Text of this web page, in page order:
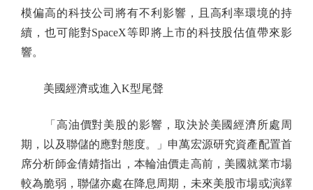
模偏高的科技公司將有不利影響，且高利率環境的持
續，也可能對SpaceX等即將上市的科技股估值帶來影
響。
美國經濟或進入K型尾聲
「高油價對美股的影響，取決於美國經濟所處周
期，以及聯儲的應對態度。」申萬宏源研究資產配置首
席分析師金倩婧指出，本輪油價走高前，美國就業市場
較為脆弱，聯儲亦處在降息周期，未來美股市場或演繹